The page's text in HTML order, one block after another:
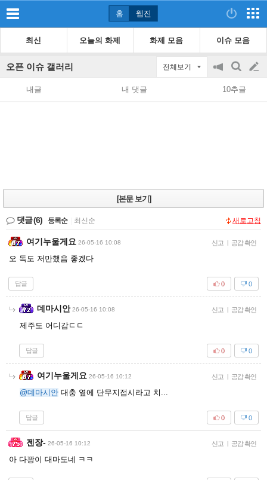
홈 웹진
최신 오늘의 화제 화제 모음 이슈 모음
오픈 이슈 갤러리 전체보기
공
지
on/off
검
색
글
쓰
내글 내 댓글 10추글
[본문 보기]
댓글(6) 등록순 최신순 새로고침
여기누울게요 26-05-16 10:08 신고 | 공감 확인
오 독도 저만했음 좋겠다
답글 0
0
데마시안 26-05-16 10:08 신고 | 공감 확인
제주도 어디감ㄷㄷ
답글 0
0
여기누울게요 26-05-16 10:12 신고 | 공감 확인
@데마시안 대충 옆에 단무지접시라고 치...
답글 0
0
젠장- 26-05-16 10:12 신고 | 공감 확인
아 다꽝이 대마도네 ㅋㅋ